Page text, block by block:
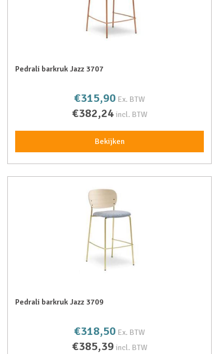
Pedrali barkruk Jazz 3707
€315,90 Ex. BTW
€382,24 incl. BTW
Bekijken
Pedrali barkruk Jazz 3709
€318,50 Ex. BTW
€385,39 incl. BTW